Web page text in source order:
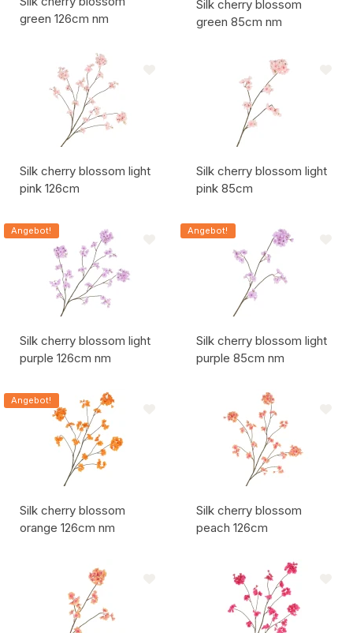
green 126cm nm
Silk cherry blossom
green 85cm nm
Silk cherry blossom light
pink 126cm
Artikelcode:
Silk cherry blossom light
pink 85cm
Artikelcode:
Angebot!
Silk cherry blossom light
purple 126cm nm
Artikelcode:
Angebot!
Silk cherry blossom light
purple 85cm nm
Angebot!
Silk cherry blossom
orange 126cm nm
Silk cherry blossom
peach 126cm